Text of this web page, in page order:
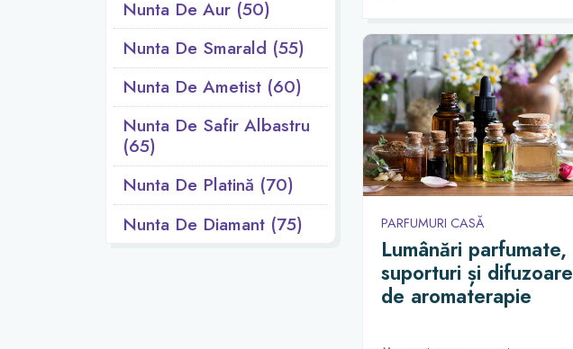
Nunta De Aur (50)
Nunta De Smarald (55)
Nunta De Ametist (60)
Nunta De Safir Albastru
(65)
Nunta De Platină (70)
Nunta De Diamant (75)
PARFUMURI CASĂ
Lumânări parfumate,
suporturi și difuzoare
de aromaterapie